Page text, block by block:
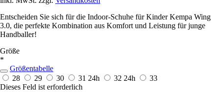
Entscheiden Sie sich für die Indoor-Schuhe für Kinder Kempa Wing
3.0, die perfekte Kombination aus Komfort und Leistung für junge
Handballer!
Größe
*
Größentabelle
28
29 30 31 24h 32 24h
33
Dieses Feld ist erforderlich